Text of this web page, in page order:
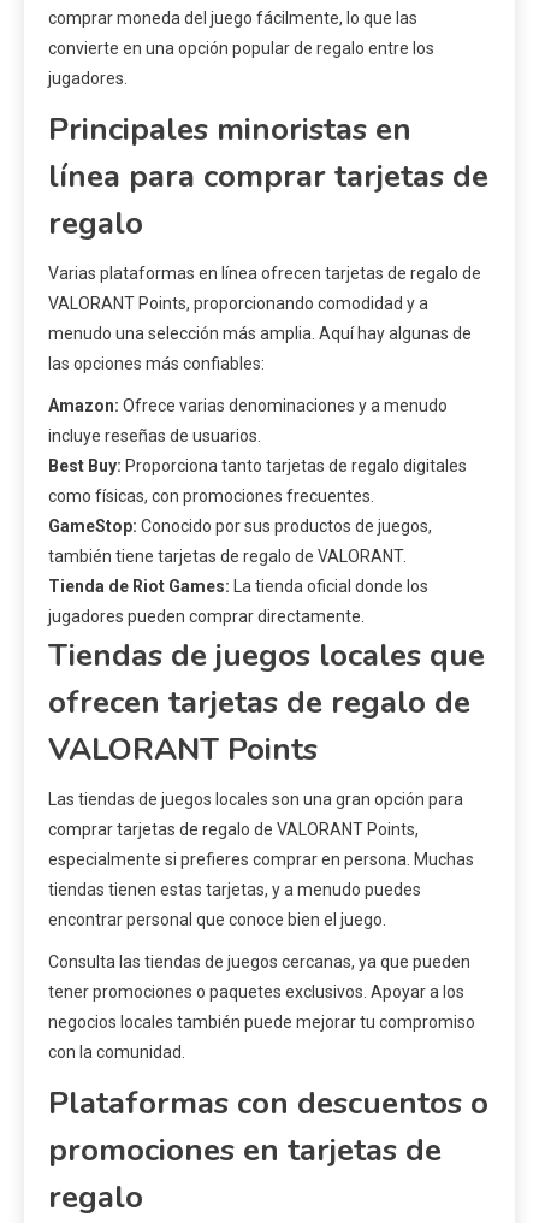
comprar moneda del juego fácilmente, lo que las
convierte en una opción popular de regalo entre los
jugadores.
Principales minoristas en
línea para comprar tarjetas de
regalo
Varias plataformas en línea ofrecen tarjetas de regalo de
VALORANT Points, proporcionando comodidad y a
menudo una selección más amplia. Aquí hay algunas de
las opciones más confiables:
Amazon: Ofrece varias denominaciones y a menudo
incluye reseñas de usuarios.
Best Buy: Proporciona tanto tarjetas de regalo digitales
como físicas, con promociones frecuentes.
GameStop: Conocido por sus productos de juegos,
también tiene tarjetas de regalo de VALORANT.
Tienda de Riot Games: La tienda oficial donde los
jugadores pueden comprar directamente.
Tiendas de juegos locales que
ofrecen tarjetas de regalo de
VALORANT Points
Las tiendas de juegos locales son una gran opción para
comprar tarjetas de regalo de VALORANT Points,
especialmente si prefieres comprar en persona. Muchas
tiendas tienen estas tarjetas, y a menudo puedes
encontrar personal que conoce bien el juego.
Consulta las tiendas de juegos cercanas, ya que pueden
tener promociones o paquetes exclusivos. Apoyar a los
negocios locales también puede mejorar tu compromiso
con la comunidad.
Plataformas con descuentos o
promociones en tarjetas de
regalo